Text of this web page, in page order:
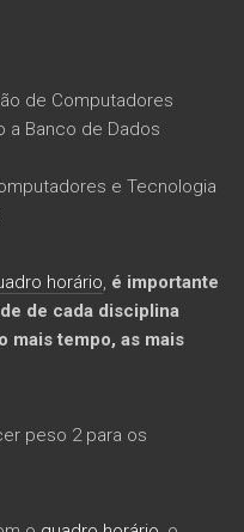
de Computadores
Banco de Dados
e Tecnologia
horário, é importante
de cada disciplina
mais tempo, as mais
peso 2 para os